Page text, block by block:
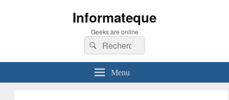
Informateque
Geeks are online
Recherche :
Rechercher
Menu